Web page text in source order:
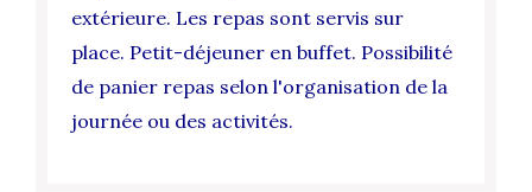
extérieure. Les repas sont servis sur
place. Petit-déjeuner en buffet. Possibilité
de panier repas selon l'organisation de la
journée ou des activités.